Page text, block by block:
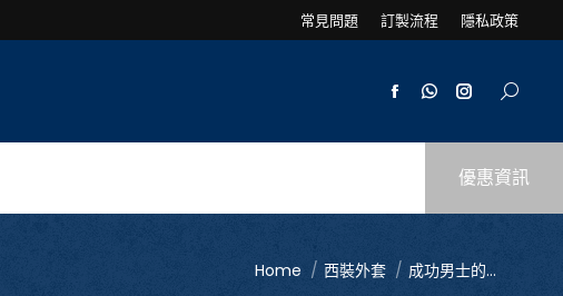
常見問題 訂製流程 隱私政策
優惠資訊
You are here:
Home 西裝外套 成功男士的...